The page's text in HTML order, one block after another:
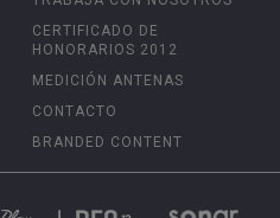
CERTIFICADO DE
HONORARIOS 2012
MEDICIÓN ANTENAS
CONTACTO
BRANDED CONTENT